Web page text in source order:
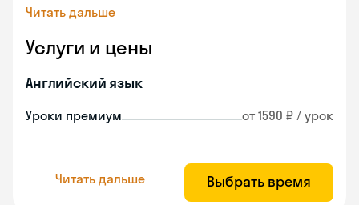
Читать дальше
Услуги и цены
Английский язык
Уроки премиум от 1590 ₽ / урок
Читать дальше Выбрать время